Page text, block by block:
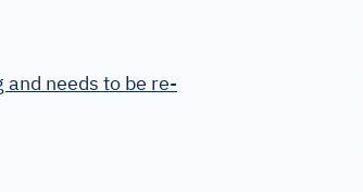
needs to be re-